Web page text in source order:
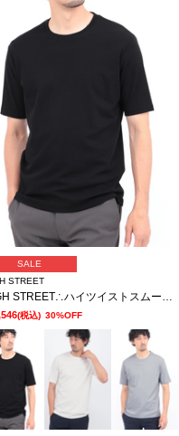
SALE
STREET
HIGH STREET∴ハイツイストスムースクルーネック半袖カットソー
(税込) 30%OFF